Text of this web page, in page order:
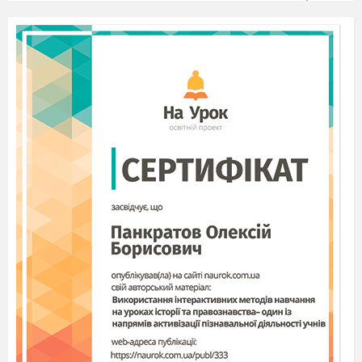
Task 20. Spring ts Coming
The winter is over. There is no more ice in the
ponds, rivers and lakes. There is almost no snow on
the ground. The days are longer and warmer, and
the nights are shorter.
Everything begins to waken from its winter
sleep. Spring is coming. The spring months are
March, April and May.